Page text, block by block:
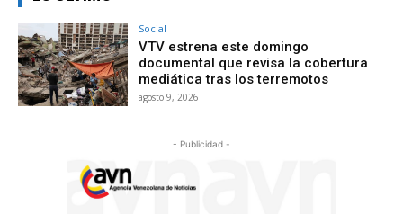
Social
VTV estrena este domingo
documental que revisa la cobertura
mediática tras los terremotos
agosto 9, 2026
- Publicidad -